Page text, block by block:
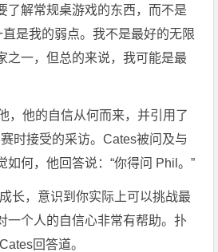
了解常规桌游戏的东西，而不是
直是我的弱点。我不是最好的无限
之一，但总的来说，我可能是最
，他的自信从何而来，并引用了
时接受的采访。Cates被问及与
如何，他回答说：“你得问 Phil。”
长，意识到你实际上可以挑战最
一个人的自信心非常有帮助。扑
回答道。